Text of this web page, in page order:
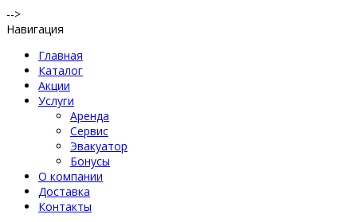
-->
Навигация
Главная
Каталог
Акции
Услуги
Аренда
Сервис
Эвакуатор
Бонусы
О компании
Доставка
Контакты